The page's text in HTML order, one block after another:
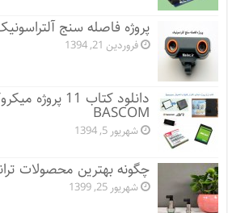
پروژه فاصله سنج
فروردین 21, 1394
BASCOM
شهریور 5, 1394
چگونه بهترین محصولات
شهریور 25, 1399